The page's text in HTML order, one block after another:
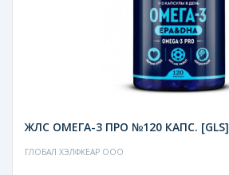
ЖЛС ОМЕГА-3 ПРО №120 КАПС. [GLS]
ГЛОБАЛ ХЭЛФКЕАР ООО